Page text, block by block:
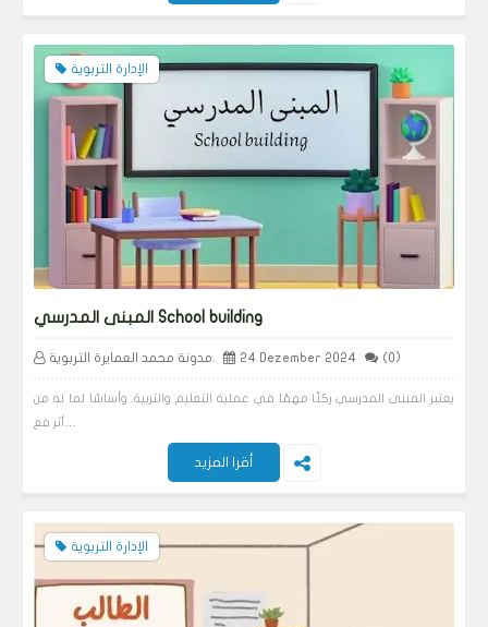
الإدارة التربوية
المبنى المدرسي School building
24 Dezember 2024 (0)
يعتبر المبنى المدرسي ركنًا مهمًا في عملية التعليم والتربية، وأساسًا لما له من
أقرا المزيد
الإدارة التربوية